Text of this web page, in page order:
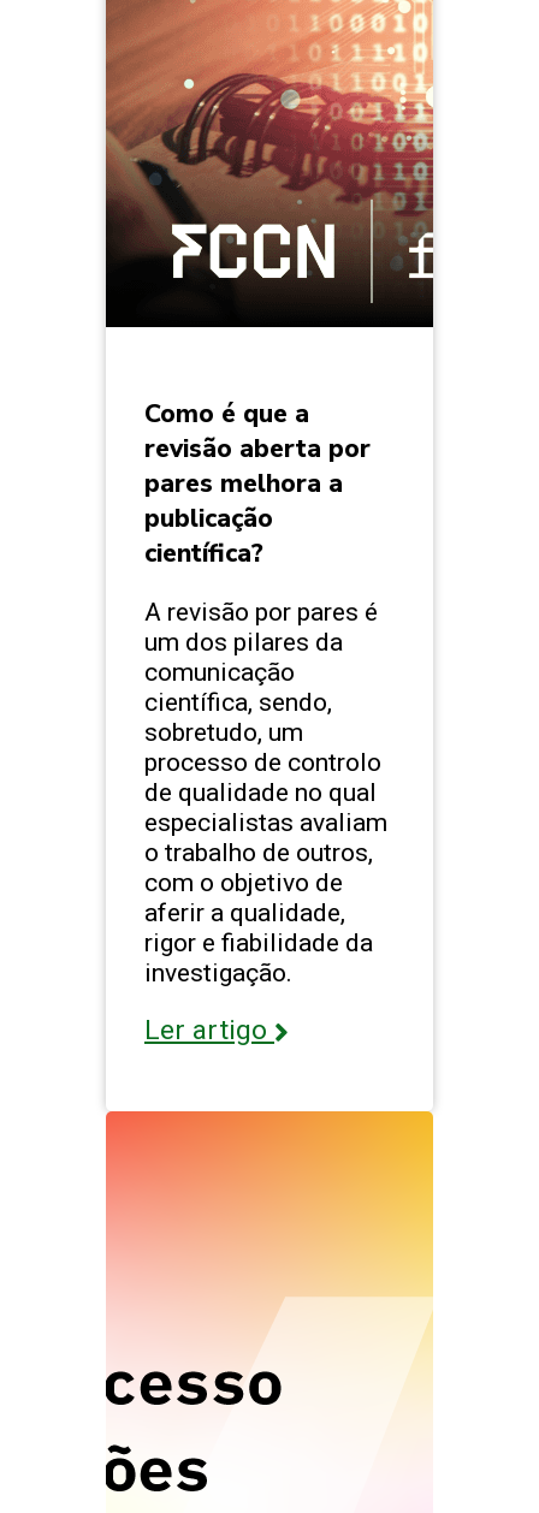
Como é que a
revisão aberta por
pares melhora a
publicação
científica?
A revisão por pares é
um dos pilares da
comunicação
científica, sendo,
sobretudo, um
processo de controlo
de qualidade no qual
especialistas avaliam
o trabalho de outros,
com o objetivo de
aferir a qualidade,
rigor e fiabilidade da
investigação.
Ler artigo